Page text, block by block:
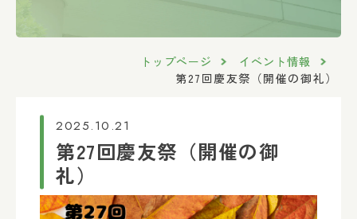
トップページ
イベント情報
第27回慶友祭（開催の御礼）
2025.10.21
第27回慶友祭（開催の御
礼）